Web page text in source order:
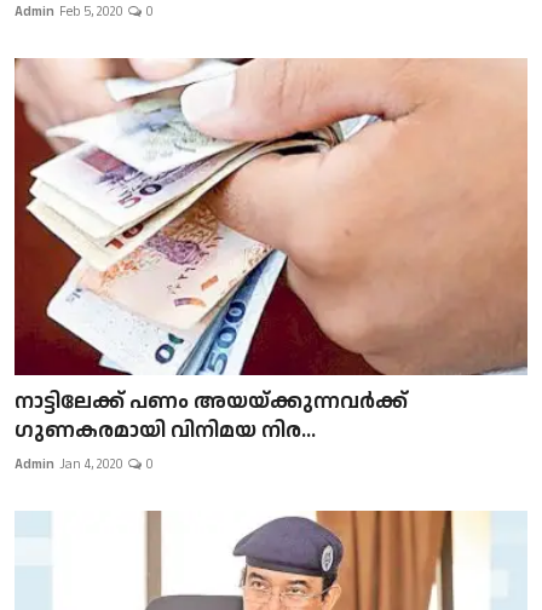
Admin Feb 5, 2020 0
നാട്ടിലേക്ക് പണം അയയ്ക്കുന്നവർക്ക്
ഗുണകരമായി വിനിമയ നിര...
Admin Jan 4, 2020 0